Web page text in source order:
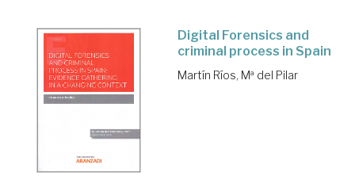
Digital Forensics and
criminal process in Spain
Martín Ríos, Mª del Pilar